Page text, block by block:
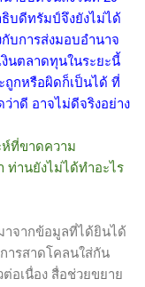
บดีทรัมป์จึงยังไม่ได้
กับการส่งมอบอำนาจ
นตลาดทุนในระยะนี้
ถูกหรือผิดก็เป็นได้ ที่
าดี อาจไม่ดีจริงอย่าง
ห์ที่ขาดความ
ท่านยังไม่ได้ทำอะไร
ากข้อมูลที่ได้ยินได้
ารสาดโคลนใส่กัน
อเนื่อง สื่อช่วยขยาย